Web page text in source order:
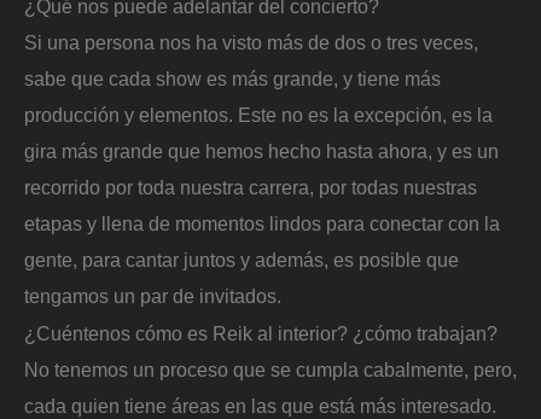
¿Qué nos puede adelantar del concierto?
Si una persona nos ha visto más de dos o tres veces,
sabe que cada show es más grande, y tiene más
producción y elementos. Este no es la excepción, es la
gira más grande que hemos hecho hasta ahora, y es un
recorrido por toda nuestra carrera, por todas nuestras
etapas y llena de momentos lindos para conectar con la
gente, para cantar juntos y además, es posible que
tengamos un par de invitados.
¿Cuéntenos cómo es Reik al interior? ¿cómo trabajan?
No tenemos un proceso que se cumpla cabalmente, pero,
cada quien tiene áreas en las que está más interesado.